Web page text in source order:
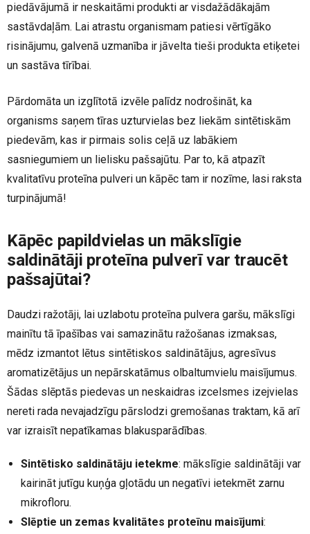
piedāvājumā ir neskaitāmi produkti ar visdažādākajām
sastāvdaļām. Lai atrastu organismam patiesi vērtīgāko
risinājumu, galvenā uzmanība ir jāvelta tieši produkta etiķetei
un sastāva tīrībai.
Pārdomāta un izglītotā izvēle palīdz nodrošināt, ka
organisms saņem tīras uzturvielas bez liekām sintētiskām
piedevām, kas ir pirmais solis ceļā uz labākiem
sasniegumiem un lielisku pašsajūtu. Par to, kā atpazīt
kvalitatīvu proteīna pulveri un kāpēc tam ir nozīme, lasi raksta
turpinājumā!
Kāpēc papildvielas un mākslīgie
saldinātāji proteīna pulverī var traucēt
pašsajūtai?
Daudzi ražotāji, lai uzlabotu proteīna pulvera garšu, mākslīgi
mainītu tā īpašības vai samazinātu ražošanas izmaksas,
mēdz izmantot lētus sintētiskos saldinātājus, agresīvus
aromatizētājus un nepārskatāmus olbaltumvielu maisījumus.
Šādas slēptās piedevas un neskaidras izcelsmes izejvielas
nereti rada nevajadzīgu pārslodzi gremošanas traktam, kā arī
var izraisīt nepatīkamas blakusparādības.
Sintētisko saldinātāju ietekme: mākslīgie saldinātāji var
kairināt jutīgu kuņģa gļotādu un negatīvi ietekmēt zarnu
mikrofloru.
Slēptie un zemas kvalitātes proteīnu maisījumi: